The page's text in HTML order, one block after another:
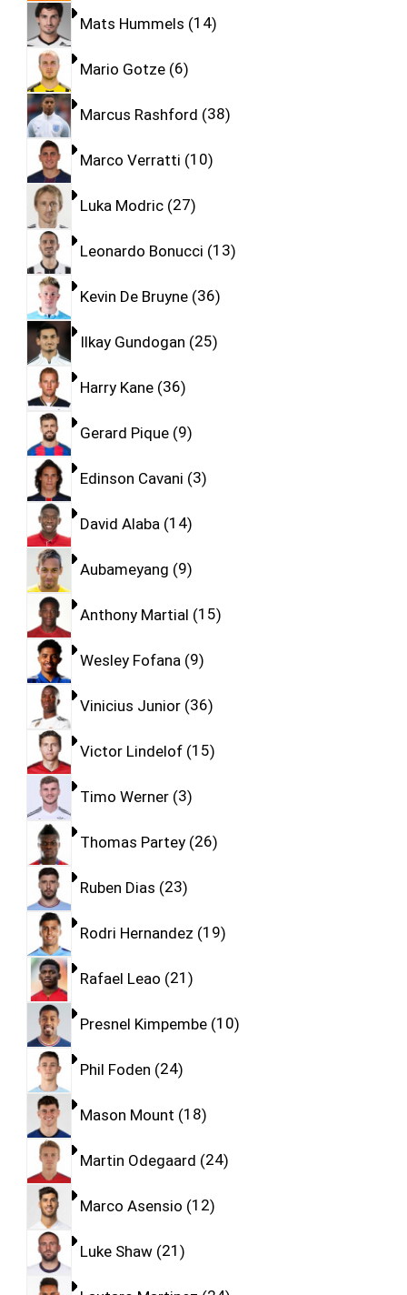
Mats Hummels 14
Mario Gotze 6
Marcus Rashford 38
Marco Verratti 10
Luka Modric 27
Leonardo Bonucci 13
Kevin De Bruyne 36
Ilkay Gundogan 25
Harry Kane 36
Gerard Pique 9
Edinson Cavani 3
David Alaba 14
Aubameyang 9
Anthony Martial 15
Wesley Fofana 9
Vinicius Junior 36
Victor Lindelof 15
Timo Werner 3
Thomas Partey 26
Ruben Dias 23
Rodri Hernandez 19
Rafael Leao 21
Presnel Kimpembe 10
Phil Foden 24
Mason Mount 18
Martin Odegaard 24
Marco Asensio 12
Luke Shaw 21